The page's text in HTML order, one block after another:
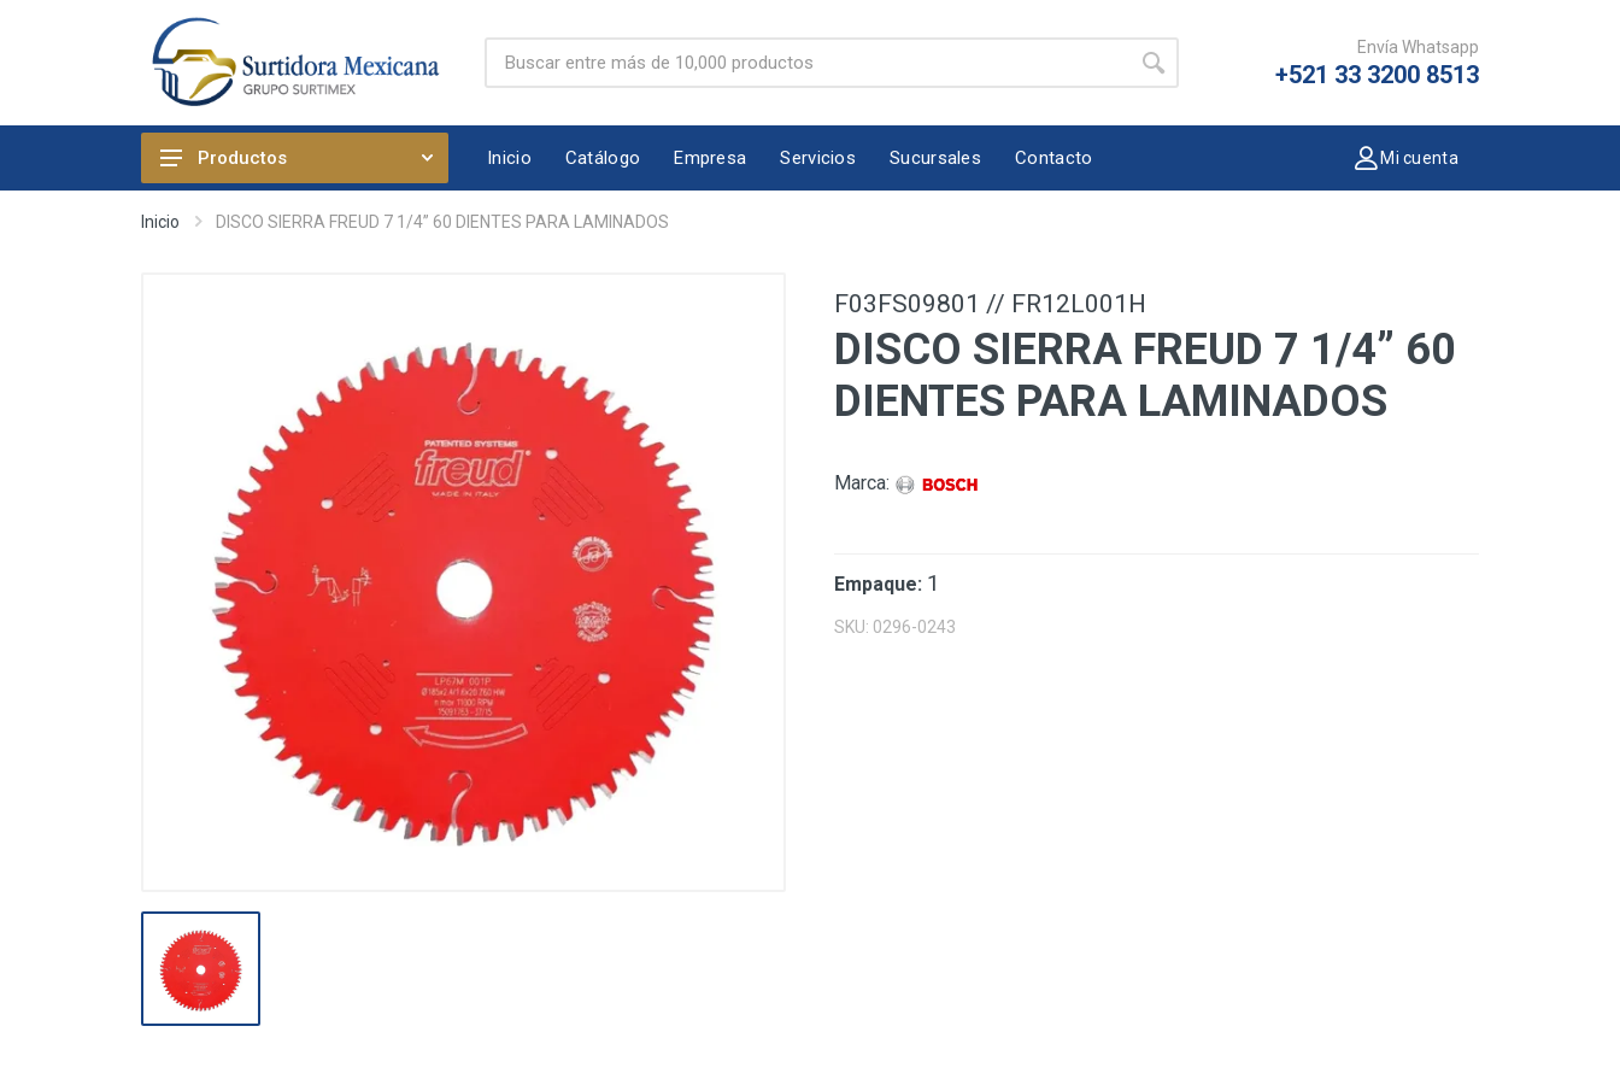
Envía Whatsapp
+521 33 3200 8513
ABRASIVOS Y LIJAS
ARTICULOS DE FIJACION
ARTICULOS DE LIMPIEZA Y
BOMBAS, PRESURIZADORES Y
REGADERA ELECTRICA
CHAPAS Y HERRAJES
COMPLEMENTOS Y PINTURAS
DETALLADO AUTOMOTRIZ
ESCALERAS
HERRAMIENTAS DE MANO Y
HERRAMIENTAS ELECTRICAS Y
MISCELANEOS
PRODUCTOS 3M
SEGURIDAD INDUSTRIAL
Productos Inicio Catálogo Empresa Servicios Sucursales Contacto Mi cuenta
Inicio DISCO SIERRA FREUD 7 1/4” 60 DIENTES PARA LAMINADOS
F03FS09801 // FR12L001H
DISCO SIERRA FREUD 7 1/4” 60
DIENTES PARA LAMINADOS
Marca:
Empaque: 1
SKU: 0296-0243